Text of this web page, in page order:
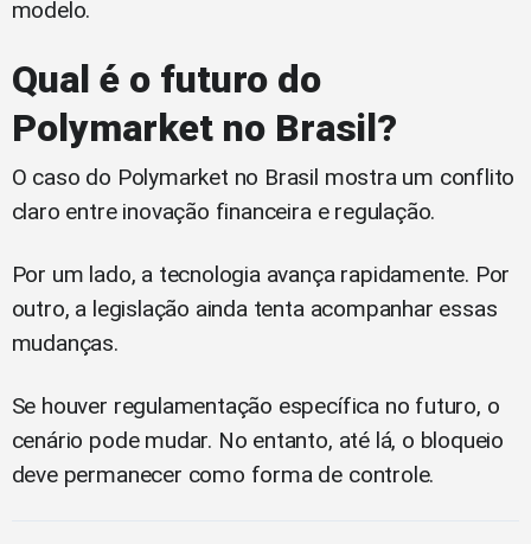
modelo.
Qual é o futuro do
Polymarket no Brasil?
O caso do Polymarket no Brasil mostra um conflito
claro entre inovação financeira e regulação.
Por um lado, a tecnologia avança rapidamente. Por
outro, a legislação ainda tenta acompanhar essas
mudanças.
Se houver regulamentação específica no futuro, o
cenário pode mudar. No entanto, até lá, o bloqueio
deve permanecer como forma de controle.